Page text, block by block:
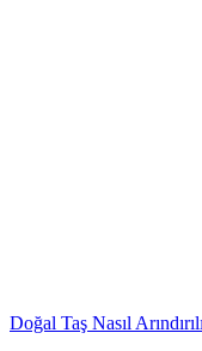
Doğal Taş Nasıl